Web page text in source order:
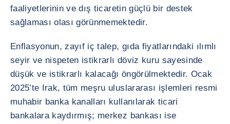
faaliyetlerinin ve dış ticaretin güçlü bir destek
sağlaması olası görünmemektedir.
Enflasyonun, zayıf iç talep, gıda fiyatlarındaki ılımlı
seyir ve nispeten istikrarlı döviz kuru sayesinde
düşük ve istikrarlı kalacağı öngörülmektedir. Ocak
2025’te Irak, tüm meşru uluslararası işlemleri resmi
muhabir banka kanalları kullanılarak ticari
bankalara kaydırmış; merkez bankası ise